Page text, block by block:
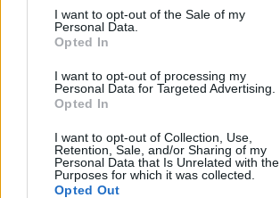
I want to opt-out of the Sale of my
Personal Data.
Opted In
I want to opt-out of processing my
Personal Data for Targeted Advertising.
Opted In
I want to opt-out of Collection, Use,
Retention, Sale, and/or Sharing of my
Personal Data that Is Unrelated with the
Purposes for which it was collected.
Opted Out